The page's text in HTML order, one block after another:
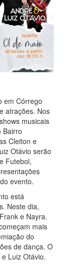
em Córrego
atrações. Nos
musicais
Bairro
Cleiton e
Otávio serão
Futebol,
evento.
está
Neste dia,
e Nayra.
mais
do
de dança. O
Luiz Otávio.